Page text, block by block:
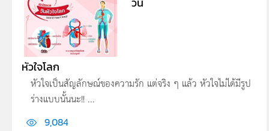
หัวใจโลก
หัวใจเป็นสัญลักษณ์ของความรัก แต่จริง ๆ แล้ว หัวใจไม่ได้มีรูป
ร่างแบบนั้นนะ!! ...
9,084